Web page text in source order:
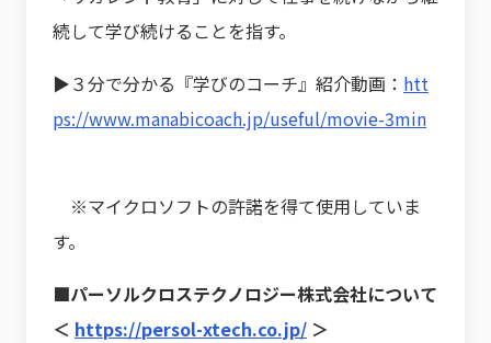
続して学び続けることを指す。
▶３分で分かる『学びのコーチ』紹介動画： htt
ps://www.manabicoach.jp/useful/movie-3min
※マイクロソフトの許諾を得て使用していま
す。
■パーソルクロステクノロジー株式会社について
＜ https://persol-xtech.co.jp/ ＞